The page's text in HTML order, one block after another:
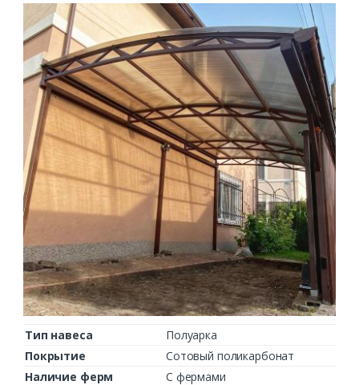
Комментарий к заказу
Тип навеса
Полуарка
Покрытие
Сотовый поликарбонат
Наличие ферм
С фермами